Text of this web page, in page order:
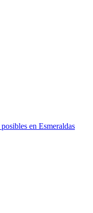
en Esmeraldas